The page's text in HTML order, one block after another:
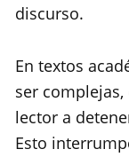
discurso.
En textos
ser
lector a
Esto